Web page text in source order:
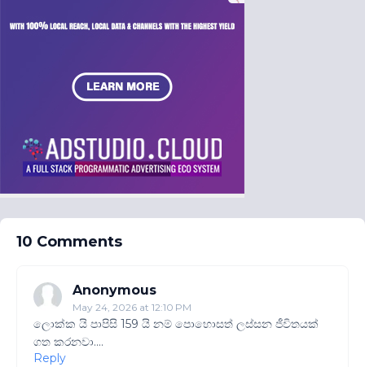
10 Comments
Anonymous
May 24, 2026 at 12:10 PM
ලොක්ක යි පාපිසි 159 යි නම් පොහොසත් ලස්සන ජීවිතයක්
ගත කරනවා....
Reply